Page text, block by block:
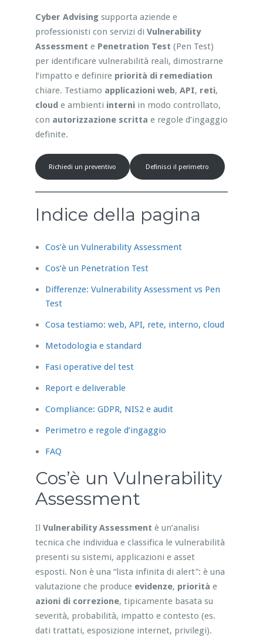
Cyber Advisingsupporta aziende e
professionisti con servizi di Vulnerability
Assessment e Penetration Test (Pen Test)
per identificare vulnerabilità reali, dimostrarne
l’impatto e definire priorità di remediation
chiare. Testiamo applicazioni web, API, reti,
cloude ambienti interniin modo controllato,
con autorizzazione scritta e regole d’ingaggio
definite.
Richiedi un preventivo Definisci il perimetro
Indice della pagina
Cos’è un Vulnerability Assessment
Cos’è un Penetration Test
Differenze: Vulnerability Assessment vs Pen
Test
Cosa testiamo: web, API, rete, interno, cloud
Metodologia e standard
Fasi operative del test
Report e deliverable
Compliance: GDPR, NIS2 e audit
Perimetro e regole d’ingaggio
FAQ
Cos’è un Vulnerability
Assessment
Il Vulnerability Assessment è un’analisi
tecnica che individua e classifica le vulnerabilità
presenti su sistemi, applicazioni e asset
esposti. Non è una “lista infinita di alert”: è una
valutazione che produce evidenze, priorità e
azioni di correzione, tipicamente basata su
severità, probabilità, impatto e contesto (es.
dati trattati, esposizione internet, privilegi).